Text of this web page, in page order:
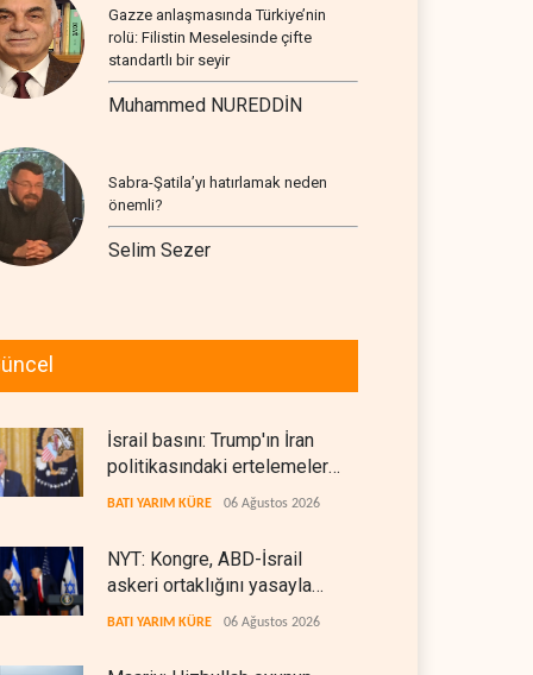
Gazze anlaşmasında Türkiye’nin
rolü: Filistin Meselesinde çifte
standartlı bir seyir
Muhammed NUREDDİN
Sabra-Şatila’yı hatırlamak neden
önemli?
Selim Sezer
İsrail basını: Trump'ın İran
politikasındaki ertelemeler
ABD seçimlerini riske atıyor
BATI YARIM KÜRE 06 Ağustos 2026
NYT: Kongre, ABD-İsrail
askeri ortaklığını yasayla
kalıcılaştırıyor
BATI YARIM KÜRE 06 Ağustos 2026